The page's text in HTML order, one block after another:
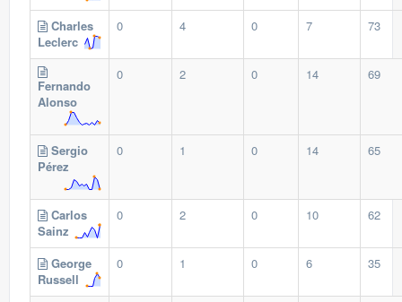
Charles
Leclerc
0 4 0 7 73
Fernando
Alonso
0 2 0 14 69
Sergio
Pérez
0 1 0 14 65
Carlos
Sainz
0 2 0 10 62
George
Russell
0 1 0 6 35